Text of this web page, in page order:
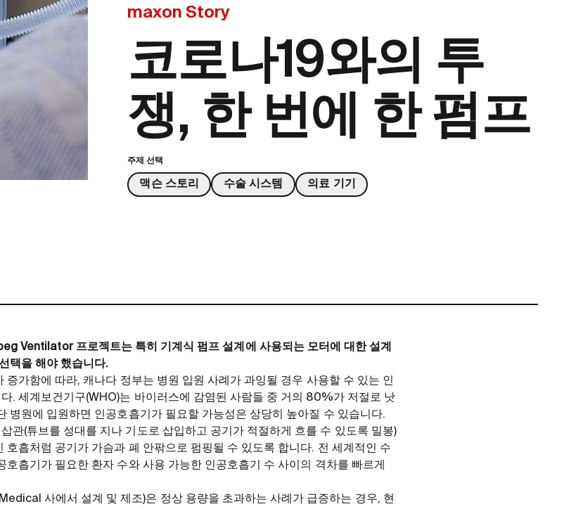
maxon Story
코로나19와의 투
쟁, 한 번에 한 펌프
주제 선택
맥슨 스토리 수술 시스템 의료 기기
Ventilator 프로젝트는 특히 기계식 펌프 설계에 사용되는 모터에 대한 설계
택을 해야 했습니다.
증가함에 따라, 캐나다 정부는 병원 입원 사례가 과잉될 경우 사용할 수 있는 인
. 세계보건기구(WHO)는 바이러스에 감염된 사람들 중 거의 80%가 저절로 낫
병원에 입원하면 인공호흡기가 필요할 가능성은 상당히 높아질 수 있습니다.
관(튜브를 성대를 지나 기도로 삽입하고 공기가 적절하게 흐를 수 있도록 밀봉)
호흡처럼 공기가 가슴과 폐 안팎으로 펌핑될 수 있도록 합니다. 전 세계적인 수
호흡기가 필요한 환자 수와 사용 가능한 인공호흡기 수 사이의 격차를 빠르게
사에서 설계 및 제조)은 정상 용량을 초과하는 사례가 급증하는 경우, 현